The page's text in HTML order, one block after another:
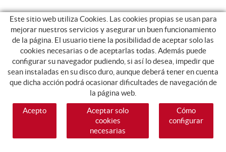
Este sitio web utiliza Cookies. Las cookies propias se usan para
mejorar nuestros servicios y asegurar un buen funcionamiento
de la página. El usuario tiene la posibilidad de aceptar solo las
cookies necesarias o de aceptarlas todas. Además puede
configurar su navegador pudiendo, si así lo desea, impedir que
sean instaladas en su disco duro, aunque deberá tener en cuenta
que dicha acción podrá ocasionar dificultades de navegación de
la página web.
Acepto
Aceptar solo
cookies
necesarias
Cómo
configurar